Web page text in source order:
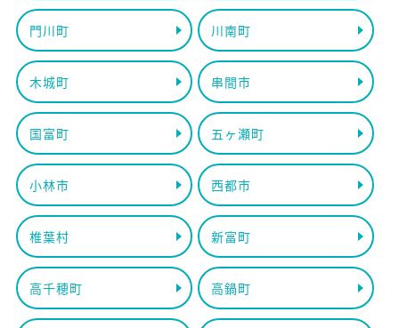
門川町 川南町
木城町 串間市
国富町 五ヶ瀬町
小林市 西都市
椎葉村 新富町
高千穂町 高鍋町